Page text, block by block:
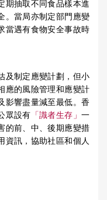
期抽取不同食品樣本進
。當局亦制定部門應變
當遇有食物安全事故時
及制定應變計劃，但小
應的風險管理和應變計
影響盡量減至最低。香
眾設有 「識者生存」一
的前、中、後期應變措
資訊，協助社區和個人